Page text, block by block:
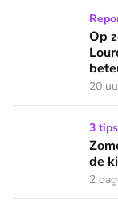
Op zoek naar
Op
20
Zomervakantie?
3
de
2